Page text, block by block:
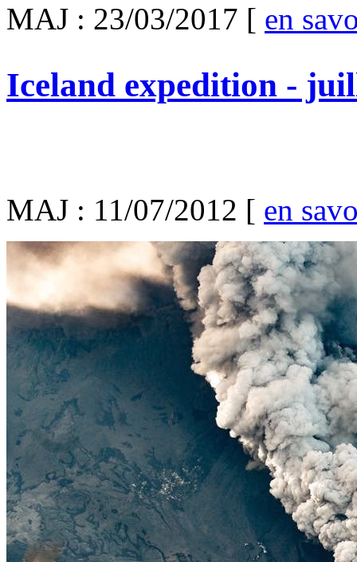
MAJ : 23/03/2017 [ en
Iceland expedition -
MAJ : 11/07/2012 [ en